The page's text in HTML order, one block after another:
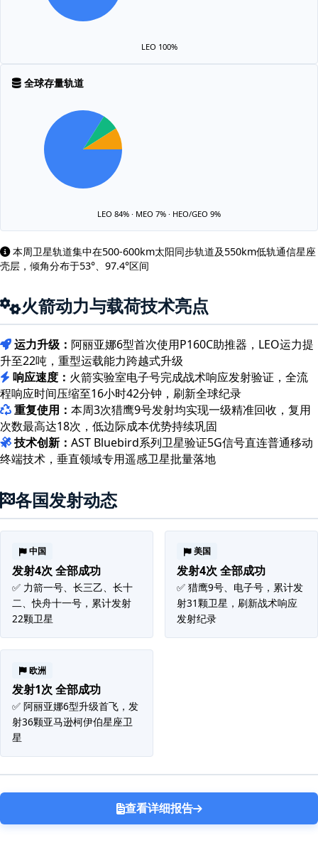
LEO 100%
全球存量轨道
LEO 84% · MEO 7% · HEO/GEO 9%
本周卫星轨道集中在500-600km太阳同步轨道及550km低轨通信星座
壳层，倾角分布于53°、97.4°区间
火箭动力与载荷技术亮点
运力升级： 阿丽亚娜6型首次使用P160C助推器，LEO运力提
升至22吨，重型运载能力跨越式升级
响应速度： 火箭实验室电子号完成战术响应发射验证，全流
程响应时间压缩至16小时42分钟，刷新全球纪录
重复使用： 本周3次猎鹰9号发射均实现一级精准回收，复用
次数最高达18次，低边际成本优势持续巩固
技术创新： AST Bluebird系列卫星验证5G信号直连普通移动
终端技术，垂直领域专用遥感卫星批量落地
各国发射动态
中国
发射4次 全部成功
✅ 力箭一号、长三乙、长十
二、快舟十一号，累计发射
22颗卫星
美国
发射4次 全部成功
✅ 猎鹰9号、电子号，累计发
射31颗卫星，刷新战术响应
发射纪录
欧洲
发射1次 全部成功
✅ 阿丽亚娜6型升级首飞，发
射36颗亚马逊柯伊伯星座卫
星
查看详细报告